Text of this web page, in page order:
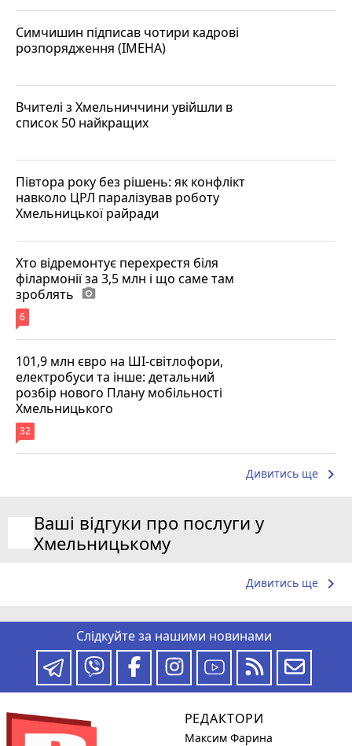
Симчишин підписав чотири кадрові
розпорядження (ІМЕНА)
Вчителі з Хмельниччини увійшли в
список 50 найкращих
Півтора року без рішень: як конфлікт
навколо ЦРЛ паралізував роботу
Хмельницької райради
Хто відремонтує перехрестя біля
філармонії за 3,5 млн і що саме там
зроблять photo_camera
6
101,9 млн євро на ШІ-світлофори,
електробуси та інше: детальний
розбір нового Плану мобільності
Хмельницького
32
Дивитись ще keyboard_arrow_right
Ваші відгуки про послуги у
Хмельницькому
Дивитись ще keyboard_arrow_right
Слідкуйте за нашими новинами
РЕДАКТОРИ
Максим Фарина